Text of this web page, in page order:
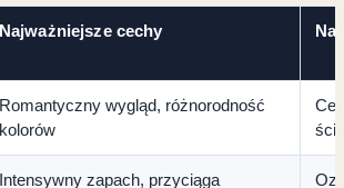
Najważniejsze cechy
Romantyczny wygląd, różnorodność
kolorów
Intensywny zapach, przyciąga